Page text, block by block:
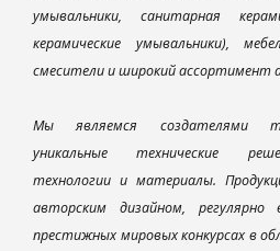
умывальники, санитарная
керамические умывальники),
смесители и широкий ассортимент
Мы являемся создателями
уникальные технические
технологии и материалы.
авторским дизайном,
престижных мировых конкурсах в